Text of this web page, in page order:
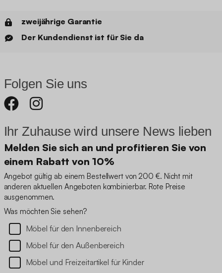
zweijährige Garantie
Der Kundendienst ist für Sie da
Folgen Sie uns
Ihr Zuhause wird unsere News lieben
Melden Sie sich an und profitieren Sie von
einem Rabatt von 10%
Angebot gültig ab einem Bestellwert von 200 €. Nicht mit
anderen aktuellen Angeboten kombinierbar. Rote Preise
ausgenommen.
Was möchten Sie sehen?
Möbel für den Innenbereich
Möbel für den Außenbereich
Möbel und Freizeitartikel für Kinder